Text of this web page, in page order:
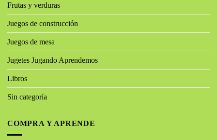
Frutas y verduras
Juegos de construcción
Juegos de mesa
Jugetes Jugando Aprendemos
Libros
Sin categoría
COMPRA Y APRENDE